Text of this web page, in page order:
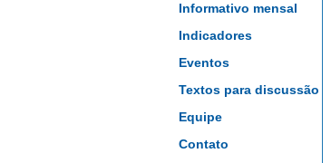
Informativo mensal
Indicadores
Eventos
Textos para discussão
Equipe
Contato